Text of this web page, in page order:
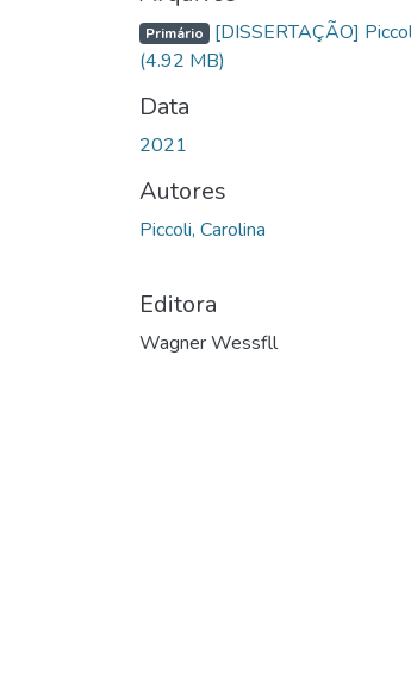
Primário [DISSERTAÇÃO]
(4.92 MB)
Data
2021
Autores
Piccoli, Carolina
Editora
Wagner Wessfll